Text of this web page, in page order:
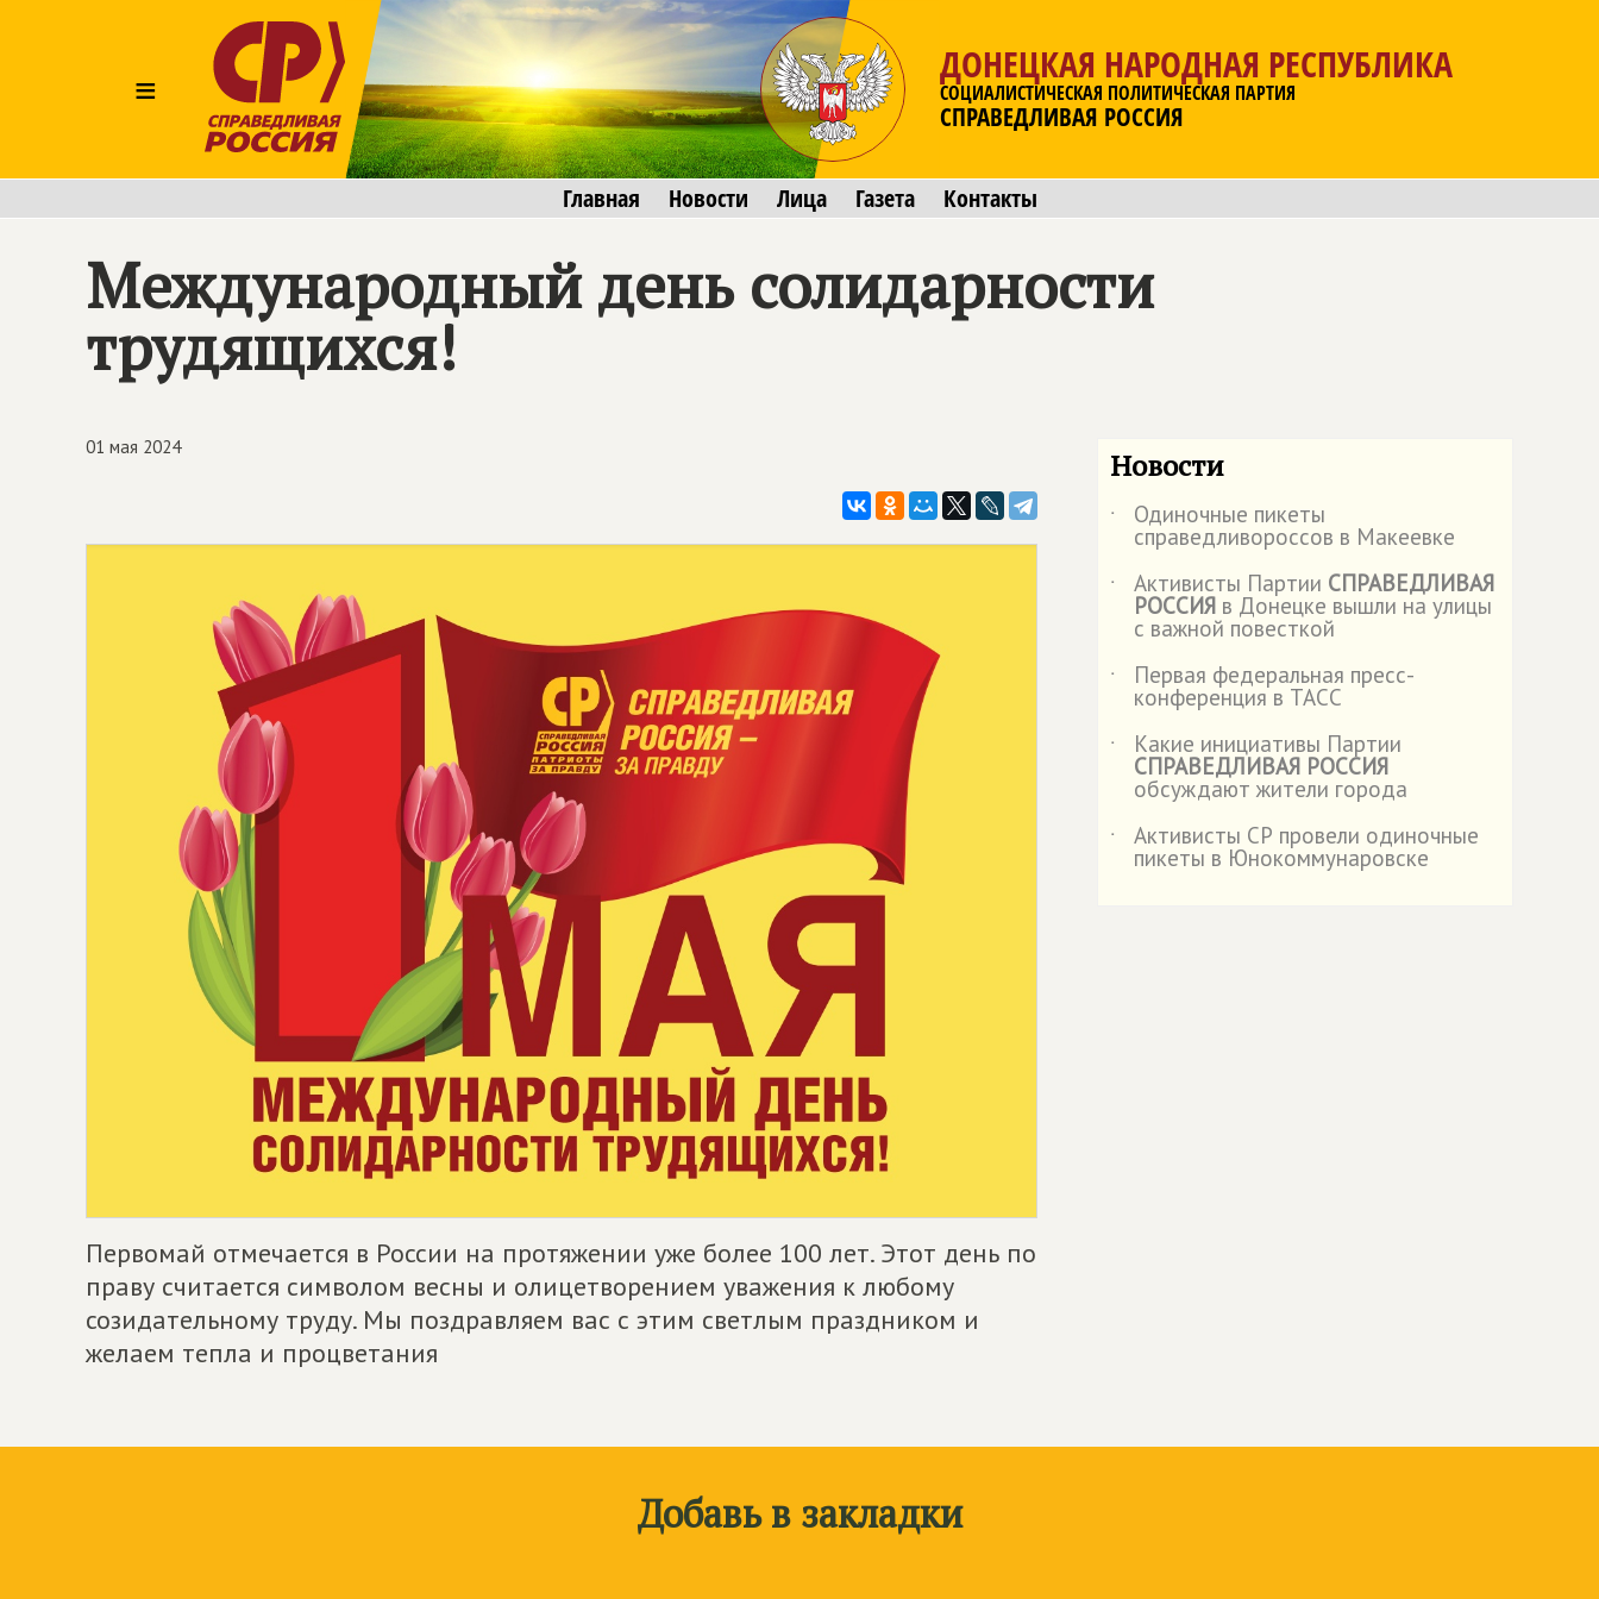
≡
ДОНЕЦКАЯ НАРОДНАЯ РЕСПУБЛИКА
СОЦИАЛИСТИЧЕСКАЯ ПОЛИТИЧЕСКАЯ ПАРТИЯ
СПРАВЕДЛИВАЯ РОССИЯ
Главная Новости Лица Газета Контакты
Международный день солидарности
трудящихся!
01 мая 2024
Первомай отмечается в России на протяжении уже более 100 лет. Этот день по
праву считается символом весны и олицетворением уважения к любому
созидательному труду. Мы поздравляем вас с этим светлым праздником и
желаем тепла и процветания
Новости
˙ Одиночные пикеты
справедливороссов в Макеевке
˙
Активисты Партии СПРАВЕДЛИВАЯ
РОССИЯ в Донецке вышли на улицы
с важной повесткой
˙
Первая федеральная пресс-
конференция в ТАСС
˙
Какие инициативы Партии
СПРАВЕДЛИВАЯ РОССИЯ
обсуждают жители города
˙
Активисты СР провели одиночные
пикеты в Юнокоммунаровске
Добавь в закладки